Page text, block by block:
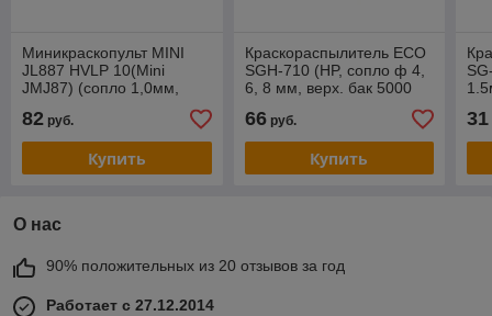
Миникраскопульт MINI
JL887 HVLP 10(Mini
JMJ87) (сопло 1,0мм,
бачок 0,125 л, давл. 2,0
бар,
82 руб.
Купить
Краскораспылитель ECO
SGH-710 (HP, сопло ф 4,
6, 8 мм, верх. бак 5000
66руб.
Купить
31
О нас
90% положительных из 20 отзывов за год
Работает с 27.12.2014